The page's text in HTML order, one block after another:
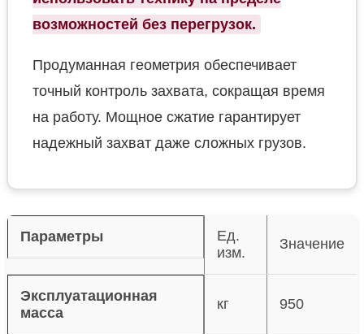
возможностей без перегрузок.
Продуманная геометрия обеспечивает
точный контроль захвата, сокращая время
на работу. Мощное сжатие гарантирует
надежный захват даже сложных грузов.
Параметры
Ед.
изм.
Значение
Эксплуатационная
масса
кг 950